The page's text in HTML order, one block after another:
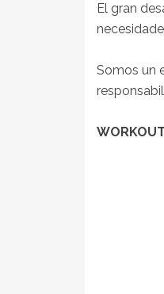
El gran
Somos un